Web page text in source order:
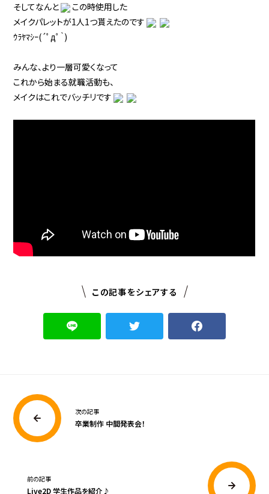
そしてなんと
この時使用した
メイクパレットが1人1つ貰えたのです
ｳﾗﾔﾏｼｰ(´ﾟдﾟ｀)
みんな、より一層可愛くなって
これから始まる就職活動も、
メイクはこれでバッチリです
この記事をシェアする
次の記事
卒業制作 中間発表会！
前の記事
Live2D 学生作品を紹介♪